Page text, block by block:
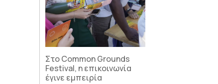
Στο Common Grounds
Festival, η επικοινωνία
έγινε εμπειρία